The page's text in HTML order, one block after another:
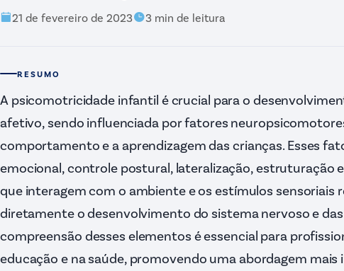
21 de fevereiro de 2023 3 min de leitura
RESUMO
A psicomotricidade infantil é crucial para o
afetivo, sendo influenciada por fatores
comportamento e a aprendizagem das crianças. Esses
emocional, controle postural, lateralização, estruturação
que interagem com o ambiente e os estímulos sensoriais
diretamente o desenvolvimento do sistema nervoso e
compreensão desses elementos é essencial para
educação e na saúde, promovendo uma abordagem mais